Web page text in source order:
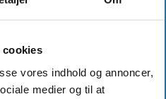
cookies
vores indhold og annoncer,
medier og til at